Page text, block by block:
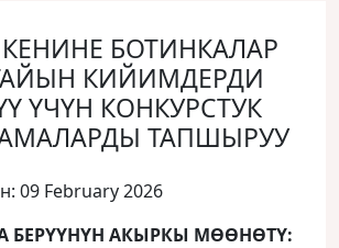
БОТИНКАЛАР
КИЙИМДЕРДИ
ҮЧҮН КОНКУРСТУК
ТАПШЫРУУ
09 February 2026
БЕРҮҮНҮН АКЫРКЫ МӨӨНӨТҮ: